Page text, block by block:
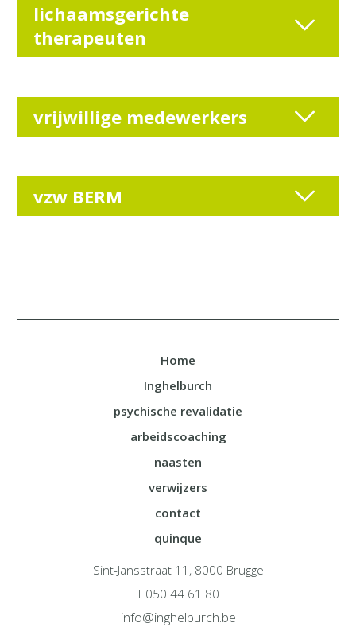
lichaamsgerichte
therapeuten
vrijwillige medewerkers
vzw BERM
Home
Inghelburch
psychische revalidatie
arbeidscoaching
naasten
verwijzers
contact
quinque
Sint-Jansstraat 11, 8000 Brugge
T 050 44 61 80
info@inghelburch.be